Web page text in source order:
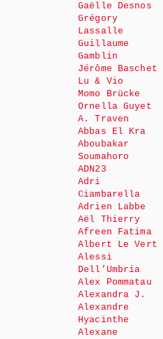
Gaëlle Desnos
Grégory
Lassalle
Guillaume
Gamblin
Jérôme Baschet
Lu & Vio
Momo Brücke
Ornella Guyet
A. Traven
Abbas El Kra
Aboubakar
Soumahoro
ADN23
Adri
Ciambarella
Adrien Labbe
Aël Thierry
Afreen Fatima
Albert Le Vert
Alessi
Dell’Umbria
Alex Pommatau
Alexandra J.
Alexandre
Hyacinthe
Alexane